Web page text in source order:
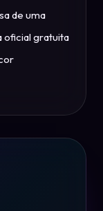
de uma
oficial gratuita